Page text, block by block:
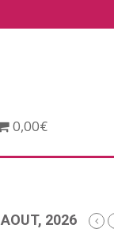
0,00€
AOUT, 2026